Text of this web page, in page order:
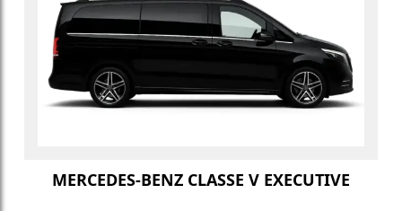
MERCEDES-BENZ CLASSE V EXECUTIVE